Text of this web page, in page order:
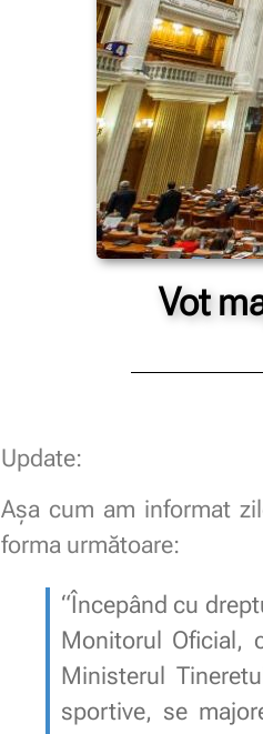
Vot
Update:
Așa cum am informat
forma următoare:
“Începând cu
Monitorul Oficial,
Ministerul
sportive, se